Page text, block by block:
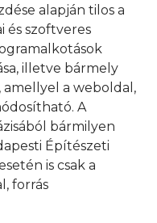
alapján tilos a
és szoftveres
illetve bármely
amellyel a weboldal,
A
bármilyen
Építészeti
is csak a
forrás